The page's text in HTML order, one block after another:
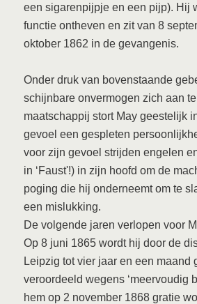
een sigarenpijpje en een pijp). Hij
functie ontheven en zit van 8
oktober 1862 in de gevangenis.
Onder druk van bovenstaande
schijnbare onvermogen zich aan
maatschappij stort May geestelijk
gevoel een gespleten
voor zijn gevoel strijden engelen
in ‘Faust'!) in zijn hoofd om de
poging die hij onderneemt om te
een mislukking.
De volgende jaren verlopen voor
Op 8 juni 1865 wordt hij door de
Leipzig tot vier jaar en een maand
veroordeeld wegens ‘meervoudig
hem op 2 november 1868 gratie